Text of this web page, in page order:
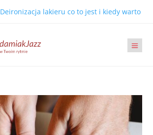
Deironizacja lakieru co to jest i kiedy warto ją